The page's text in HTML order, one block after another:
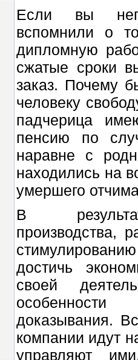
Если вы
вспомнили о
дипломную
сжатые сроки
заказ. Почему
человеку
падчерица
пенсию по
наравне с
находились на
умершего
В
производства,
достичь
своей
доказывания.
компании идут
управляют